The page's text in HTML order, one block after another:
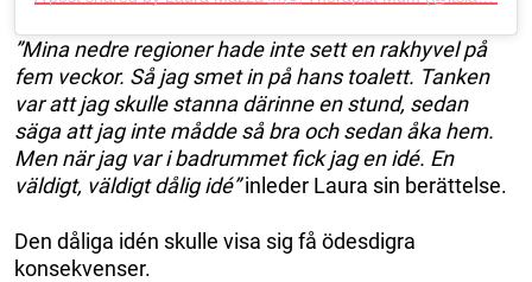
”Mina nedre regioner hade inte sett en rakhyvel på
fem veckor. Så jag smet in på hans toalett. Tanken
var att jag skulle stanna därinne en stund, sedan
säga att jag inte mådde så bra och sedan åka hem.
Men när jag var i badrummet fick jag en idé. En
väldigt, väldigt dålig idé”inleder Laura sin berättelse.
Den dåliga idén skulle visa sig få ödesdigra
konsekvenser.